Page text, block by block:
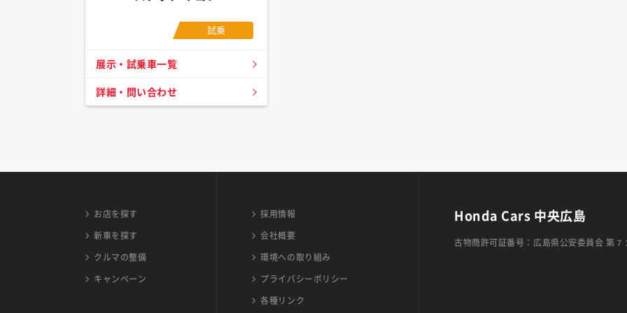
試乗
展示・試乗車一覧
詳細・問い合わせ
お店を探す
新車を探す
クルマの整備
キャンペーン
採用情報
会社概要
環境への取り組み
プライバシーポリシー
各種リンク
Honda Cars 中央広島
古物商許可証番号：広島県公安委員会 第